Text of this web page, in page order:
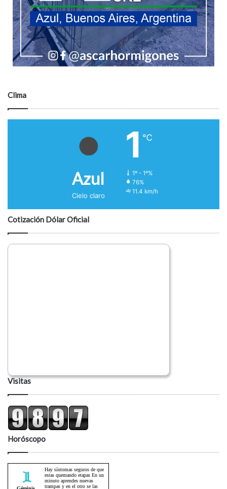
Clima
Azul
Cielo claro
1 ℃
1º - 1º%
76%
11.4 km/h
Cotización Dólar Oficial
Visitas
Horóscopo